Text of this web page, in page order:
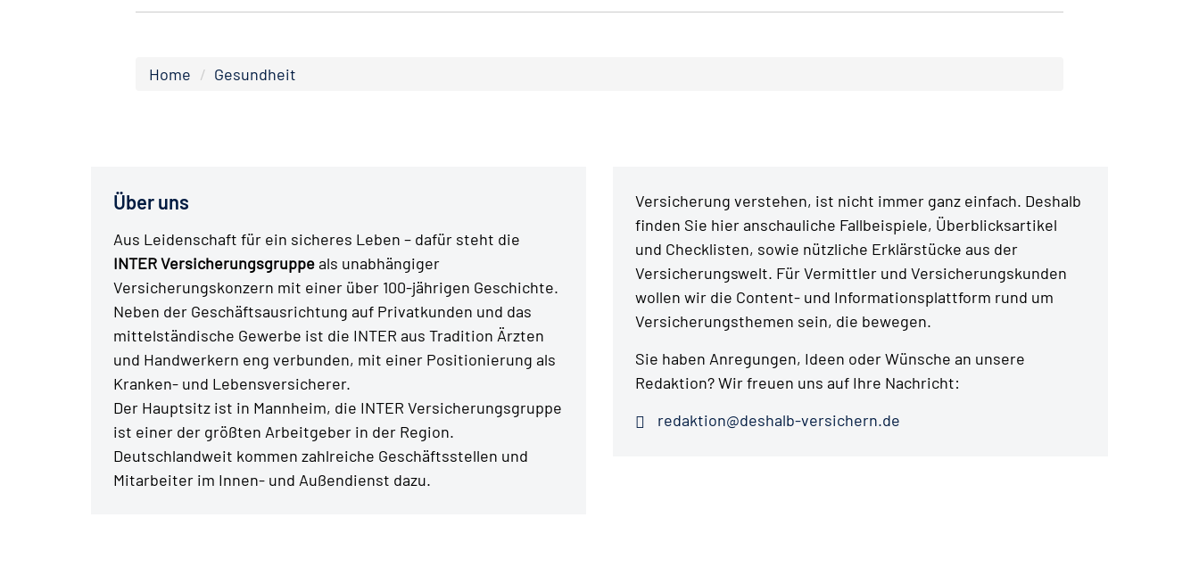
Home Gesundheit
Über uns
Aus Leidenschaft für ein sicheres Leben – dafür steht die
INTER Versicherungsgruppeals unabhängiger
Versicherungskonzern mit einer über 100-jährigen Geschichte.
Neben der Geschäftsausrichtung auf Privatkunden und das
mittelständische Gewerbe ist die INTER aus Tradition Ärzten
und Handwerkern eng verbunden, mit einer Positionierung als
Kranken- und Lebensversicherer.
Der Hauptsitz ist in Mannheim, die INTER Versicherungsgruppe
ist einer der größten Arbeitgeber in der Region.
Deutschlandweit kommen zahlreiche Geschäftsstellen und
Mitarbeiter im Innen- und Außendienst dazu.
Versicherung verstehen, ist nicht immer ganz einfach. Deshalb
finden Sie hier anschauliche Fallbeispiele, Überblicksartikel
und Checklisten, sowie nützliche Erklärstücke aus der
Versicherungswelt. Für Vermittler und Versicherungskunden
wollen wir die Content- und Informationsplattform rund um
Versicherungsthemen sein, die bewegen.
Sie haben Anregungen, Ideen oder Wünsche an unsere
Redaktion? Wir freuen uns auf Ihre Nachricht:
redaktion@deshalb-versichern.de